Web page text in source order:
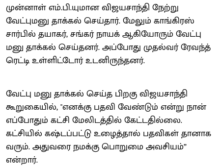
முன்னாள் எம்.பி.யுமான விஜயசாந்தி நேற்று
வேட்புமனு தாக்கல் செய்தார். மேலும் காங்கிரஸ்
சார்பில் தயாகர், சங்கர் நாயக் ஆகியோரும் வேட்பு
மனு தாக்கல் செய்தனர். அப்போது முதல்வர் ரேவந்த்
ரெட்டி உள்ளிட்டோர் உடனிருந்தனர்.
வேட்பு மனு தாக்கல் செய்த பிறகு விஜயசாந்தி
கூறுகையில், "எனக்கு பதவி வேண்டும் என்று நான்
எப்போதும் கட்சி மேலிடத்தில் கேட்டதில்லை.
கட்சியில் கஷ்டப்பட்டு உழைத்தால் பதவிகள் தானாக
வரும். அதுவரை நமக்கு பொறுமை அவசியம்”
என்றார்.